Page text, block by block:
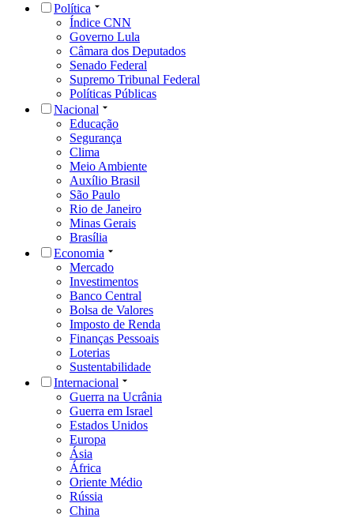
Política
Índice CNN
Governo Lula
Câmara dos Deputados
Senado Federal
Supremo Tribunal Federal
Políticas Públicas
Nacional
Educação
Segurança
Clima
Meio Ambiente
Auxílio Brasil
São Paulo
Rio de Janeiro
Minas Gerais
Brasília
Economia
Mercado
Investimentos
Banco Central
Bolsa de Valores
Imposto de Renda
Finanças Pessoais
Loterias
Sustentabilidade
Internacional
Guerra na Ucrânia
Guerra em Israel
Estados Unidos
Europa
Ásia
África
Oriente Médio
Rússia
China